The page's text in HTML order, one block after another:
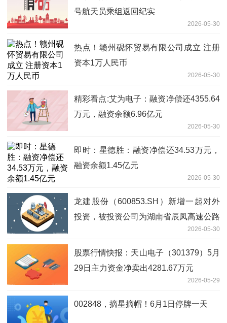
号航天员乘组返回纪实
2026-05-30
热点！赣州砚怀贸易有限公司成立 注册
资本1万人民币
2026-05-30
精彩看点:艾为电子：融资净偿还4355.64
万元，融资余额6.96亿元
2026-05-30
即时：星德胜：融资净偿还34.53万元，
融资余额1.45亿元
2026-05-30
龙建股份（600853.SH）新增一起对外
投资，被投资公司为湖南省辰凤高速公路
2026-05-30
股票行情快报：天山电子（301379）5月
29日主力资金净卖出4281.67万元
2026-05-29
002848，摘星摘帽！6月1日停牌一天